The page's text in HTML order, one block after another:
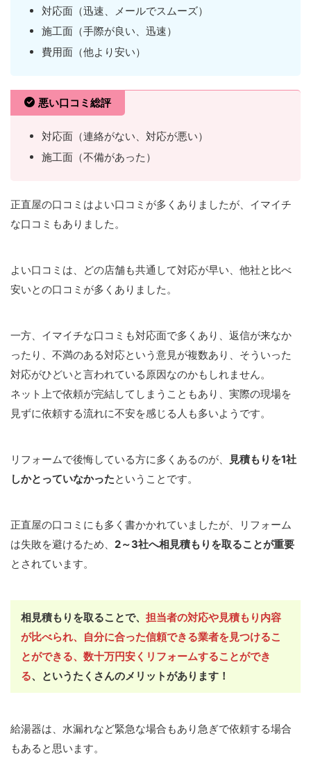
対応面（迅速、メールでスムーズ）
施工面（手際が良い、迅速）
費用面（他より安い）
悪い口コミ総評
対応面（連絡がない、対応が悪い）
施工面（不備があった）
正直屋の口コミはよい口コミが多くありましたが、イマイチ
な口コミもありました。
よい口コミは、どの店舗も共通して対応が早い、他社と比べ
安いとの口コミが多くありました。
一方、イマイチな口コミも対応面で多くあり、返信が来なか
ったり、不満のある対応という意見が複数あり、そういった
対応がひどいと言われている原因なのかもしれません。
ネット上で依頼が完結してしまうこともあり、実際の現場を
見ずに依頼する流れに不安を感じる人も多いようです。
リフォームで後悔している方に多くあるのが、
見積もりを1社
しかとっていなかったということです。
正直屋の口コミにも多く書かかれていましたが、リフォーム
は失敗を避けるため、 2～3社へ相見積もりを取ることが重要
とされています。
相見積もりを取ることで、 担当者の対応や見積もり内容
が比べられ、自分に合った信頼できる業者を見つけるこ
とができる、数十万円安くリフォームすることができ
る、というたくさんのメリットがあります！
給湯器は、水漏れなど緊急な場合もあり急ぎで依頼する場合
もあると思います。